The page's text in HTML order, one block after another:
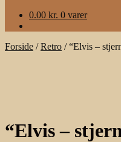
0.00 kr. 0 varer
Forside /Retro /“Elvis –
“Elvis –